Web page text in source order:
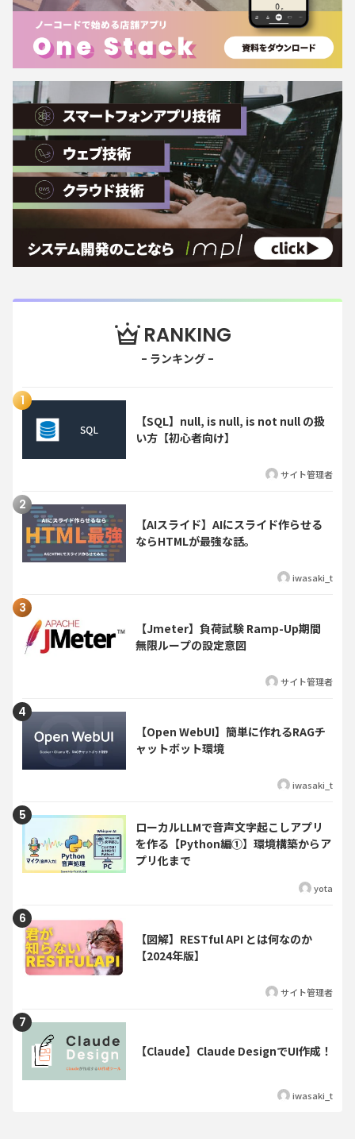
RANKING
【SQL】null, is null, is not null の扱
い方【初心者向け】
サイト管理者
【AIスライド】AIにスライド作らせる
ならHTMLが最強な話。
iwasaki_t
【Jmeter】負荷試験 Ramp-Up期間
無限ループの設定意図
サイト管理者
【Open WebUI】簡単に作れるRAGチ
ャットボット環境
iwasaki_t
ローカルLLMで音声文字起こしアプリ
を作る【Python編①】環境構築からア
プリ化まで
yota
【図解】RESTful API とは何なのか
【2024年版】
サイト管理者
【Claude】Claude DesignでUI作成！
iwasaki_t